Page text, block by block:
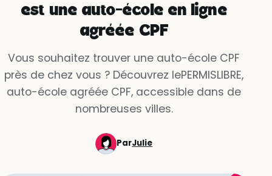
est une auto-école en ligne
agréée CPF
Vous souhaitez trouver une auto-école CPF
près de chez vous ? Découvrez lePERMISLIBRE,
auto-école agréée CPF, accessible dans de
nombreuses villes.
ParJulie